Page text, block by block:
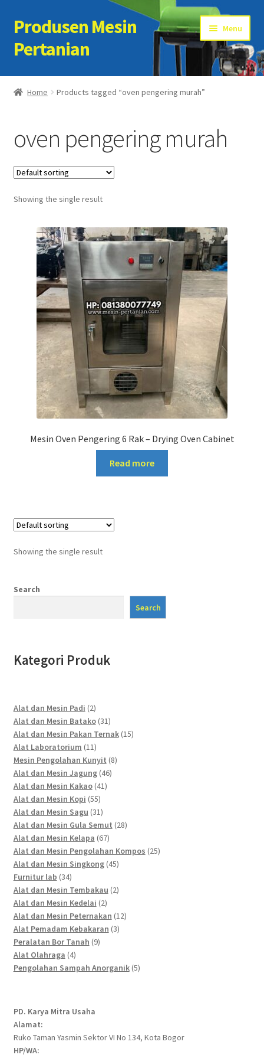
Skip
to
navigation
Skip
to
content
Produsen Mesin
Pertanian
Menu
Home
Cart
Checkout
Kontak Kami
My account
Sample Page
Home Products tagged “oven pengering murah”
oven pengering murah
Showing the single result
Mesin Oven Pengering 6 Rak – Drying Oven Cabinet
Read more
Showing the single result
Search
Search
Kategori Produk
Alat dan Mesin Padi 22
products
Alat dan Mesin Batako 3131
products
Alat dan Mesin Pakan Ternak 1515
Alat Laboratorium 1111
products
Mesin Pengolahan Kunyit 88
Alat dan Mesin Jagung 4646
Alat dan Mesin Kakao 4141
Alat dan Mesin Kopi 5555
products
Alat dan Mesin Sagu 3131
products
Alat dan Mesin Gula Semut 2828
Alat dan Mesin Kelapa 6767
products
Alat dan Mesin Pengolahan Kompos 2525
Alat dan Mesin Singkong 4545
Furnitur lab 3434
products
Alat dan Mesin Tembakau 22
Alat dan Mesin Kedelai 22
products
Alat dan Mesin Peternakan 1212
Alat Pemadam Kebakaran 33
Peralatan Bor Tanah 99
Alat Olahraga 44
products
Pengolahan Sampah Anorganik 55
PD. Karya Mitra Usaha
Alamat:
Ruko Taman Yasmin Sektor VI No 134, Kota Bogor
HP/WA: